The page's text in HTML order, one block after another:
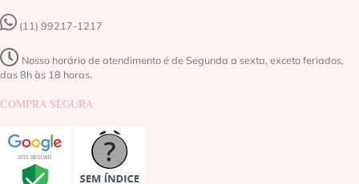
(11) 99217-1217‬
Nosso horário de atendimento é de Segunda a sexta, exceto feriados,
das 8h às 18 horas.
COMPRA SEGURA